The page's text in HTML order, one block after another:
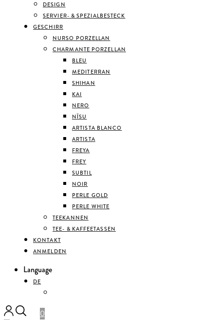
DESIGN
SERVIER- & SPEZIALBESTECK
GESCHIRR
NURSO PORZELLAN
CHARMANTE PORZELLAN
BLEU
MEDITERRAN
SHIHAN
KAI
NERO
NĪSU
ARTISTA BLANCO
ARTISTA
FREYA
FREY
SUBTIL
NOIR
PERLE GOLD
PERLE WHITE
TEEKANNEN
TEE- & KAFFEETASSEN
KONTAKT
ANMELDEN
Language
DE
0